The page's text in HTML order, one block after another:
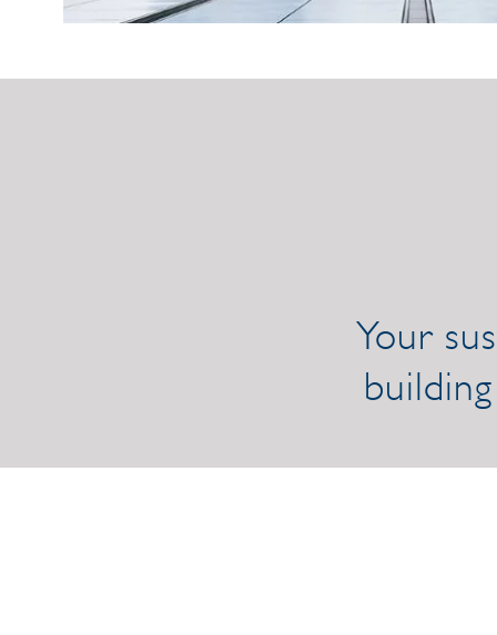
Your